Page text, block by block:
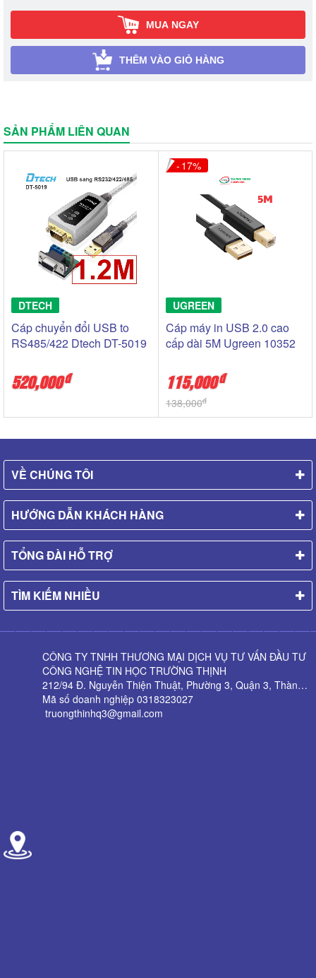
MUA NGAY
THÊM VÀO GIỎ HÀNG
SẢN PHẨM LIÊN QUAN
DTECH
Cáp chuyển đổi USB to
RS485/422 Dtech DT-5019
520,000đ
17
UGREEN
Cáp máy in USB 2.0 cao
cấp dài 5M Ugreen 10352
115,000đ
138,000đ
VỀ CHÚNG TÔI
HƯỚNG DẪN KHÁCH HÀNG
TỔNG ĐÀI HỖ TRỢ
TÌM KIẾM NHIỀU
CÔNG TY TNHH THƯƠNG MẠI DỊCH VỤ TƯ VẤN ĐẦU TƯ
CÔNG NGHỆ TIN HỌC TRƯỜNG THỊNH
212/94 Đ. Nguyễn Thiện Thuật, Phường 3, Quận 3, Thành phố Hồ Chí Minh
Mã số doanh nghiệp 0318323027
truongthinhq3@gmail.com